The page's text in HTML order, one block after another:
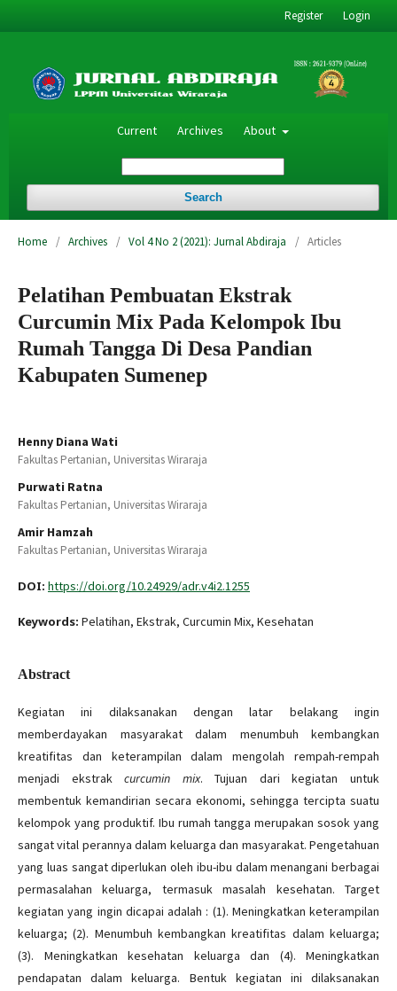
Current Archives About
Search
Register Login
Home / Archives / Vol 4 No 2 (2021): Jurnal Abdiraja / Articles
Pelatihan Pembuatan Ekstrak
Curcumin Mix Pada Kelompok Ibu
Rumah Tangga Di Desa Pandian
Kabupaten Sumenep
Henny Diana Wati
Fakultas Pertanian, Universitas Wiraraja
Purwati Ratna
Fakultas Pertanian, Universitas Wiraraja
Amir Hamzah
Fakultas Pertanian, Universitas Wiraraja
DOI: https://doi.org/10.24929/adr.v4i2.1255
Keywords: Pelatihan, Ekstrak, Curcumin Mix, Kesehatan
Abstract
Kegiatan ini dilaksanakan dengan latar belakang ingin
memberdayakan masyarakat dalam menumbuh kembangkan
kreatifitas dan keterampilan dalam mengolah rempah-rempah
menjadi ekstrakcurcumin mix. Tujuan dari kegiatan untuk
membentuk kemandirian secara ekonomi, sehingga tercipta suatu
kelompok yang produktif. Ibu rumah tangga merupakan sosok yang
sangat vital perannya dalam keluarga dan masyarakat. Pengetahuan
yang luas sangat diperlukan oleh ibu-ibu dalam menangani berbagai
permasalahan keluarga, termasuk masalah kesehatan. Target
kegiatan yang ingin dicapai adalah : (1). Meningkatkan keterampilan
keluarga; (2). Menumbuh kembangkan kreatifitas dalam keluarga;
(3). Meningkatkan kesehatan keluarga dan (4). Meningkatkan
pendapatan dalam keluarga. Bentuk kegiatan ini dilaksanakan